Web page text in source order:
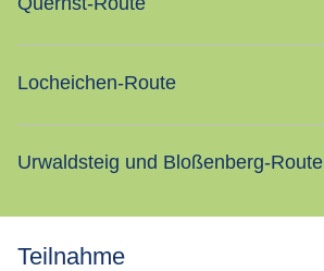
Locheichen-Route
Urwaldsteig und Bloßenberg-Route
Teilnahme